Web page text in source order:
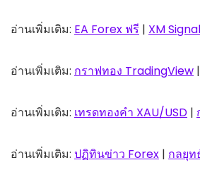
อ่านเพิ่มเติม: EA Forex ฟรี | XM
อ่านเพิ่มเติม: กราฟทอง TradingView |
อ่านเพิ่มเติม: เทรดทองคำ XAU/USD |
อ่านเพิ่มเติม: ปฏิทินข่าว Forex | กลยุท